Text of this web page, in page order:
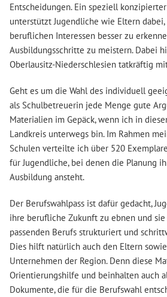
Entscheidungen. Ein speziell konzipierter
unterstützt Jugendliche wie Eltern
beruflichen Interessen besser zu
Ausbildungsschritte zu meistern. Dabei
Oberlausitz-Niederschlesien tatkräftig
Geht es um die Wahl des individuell
als Schulbetreuerin jede Menge gute
Materialien im Gepäck, wenn ich in
Landkreis unterwegs bin. Im Rahmen
Schulen verteilte ich über 520
für Jugendliche, bei denen die Planung
Ausbildung ansteht.
Der Berufswahlpass ist dafür gedacht,
ihre berufliche Zukunft zu ebnen und
passenden Berufs strukturiert und
Dies hilft natürlich auch den Eltern
Unternehmen der Region. Denn diese
Orientierungshilfe und beinhalten auch
Dokumente, die für die Berufswahl